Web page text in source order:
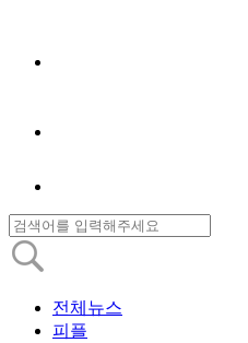
전체뉴스
피플